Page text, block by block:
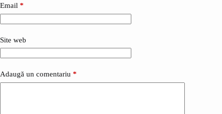
Email *
Site web
Adaugă un comentariu *